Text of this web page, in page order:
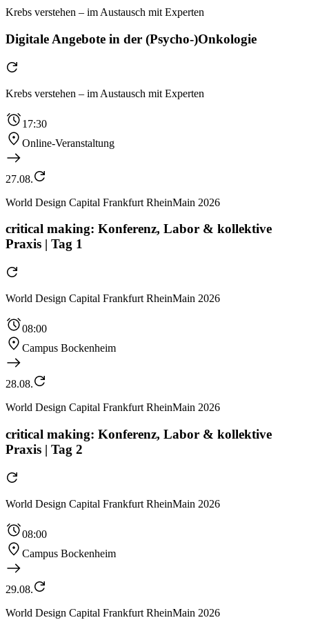
Krebs verstehen – im Austausch mit Experten
Digitale Angebote in der (Psycho-)Onkologie
Krebs verstehen – im Austausch mit Experten
17:30
Online-Veranstaltung
27.08.
World Design Capital Frankfurt RheinMain 2026
critical making: Konferenz, Labor & kollektive
Praxis | Tag 1
World Design Capital Frankfurt RheinMain 2026
08:00
Campus Bockenheim
28.08.
World Design Capital Frankfurt RheinMain 2026
critical making: Konferenz, Labor & kollektive
Praxis | Tag 2
World Design Capital Frankfurt RheinMain 2026
08:00
Campus Bockenheim
29.08.
World Design Capital Frankfurt RheinMain 2026